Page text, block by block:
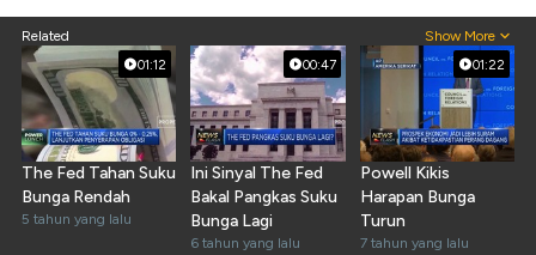
Related Show More
01:12
The Fed Tahan Suku
Bunga Rendah
5 tahun yang lalu
00:47
Ini Sinyal The Fed
Bakal Pangkas Suku
Bunga Lagi
6 tahun yang lalu
01:22
Powell Kikis
Harapan Bunga
Turun
7 tahun yang lalu